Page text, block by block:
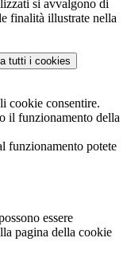
si avvalgono di
finalità illustrate nella
tutti i cookies
cookie consentire.
il funzionamento della
funzionamento potete
essere
pagina della cookie